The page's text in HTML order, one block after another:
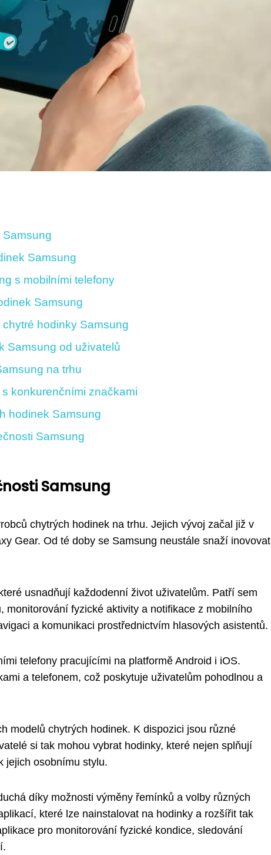
Samsung
s mobilními telefony
Samsung
hodinky Samsung
Samsung od uživatelů
na trhu
konkurenčními značkami
hodinek Samsung
Samsung
Samsung
chytrých hodinek na trhu. Jejich vývoj začal již v
Gear. Od té doby se Samsung neustále snaží inovovat
usnadňují každodenní život uživatelům. Patří sem
fyzické aktivity a notifikace z mobilního
a komunikaci prostřednictvím hlasových asistentů.
telefony pracujícími na platformě Android i iOS.
a telefonem, což poskytuje uživatelům pohodlnou a
modelů chytrých hodinek. K dispozici jsou různé
si tak mohou vybrat hodinky, které nejen splňují
jejich osobnímu stylu.
díky možnosti výměny řemínků a volby různých
které lze nainstalovat na hodinky a rozšířit tak
pro monitorování fyzické kondice, sledování